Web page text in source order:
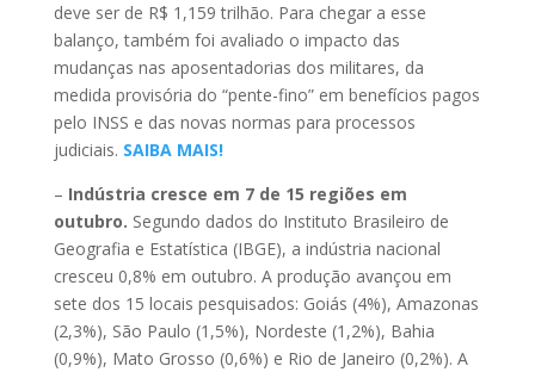
deve ser de R$ 1,159 trilhão. Para chegar a esse
balanço, também foi avaliado o impacto das
mudanças nas aposentadorias dos militares, da
medida provisória do “pente-fino” em benefícios pagos
pelo INSS e das novas normas para processos
judiciais. SAIBA MAIS!
– Indústria cresce em 7 de 15 regiões em
outubro. Segundo dados do Instituto Brasileiro de
Geografia e Estatística (IBGE), a indústria nacional
cresceu 0,8% em outubro. A produção avançou em
sete dos 15 locais pesquisados: Goiás (4%), Amazonas
(2,3%), São Paulo (1,5%), Nordeste (1,2%), Bahia
(0,9%), Mato Grosso (0,6%) e Rio de Janeiro (0,2%). A